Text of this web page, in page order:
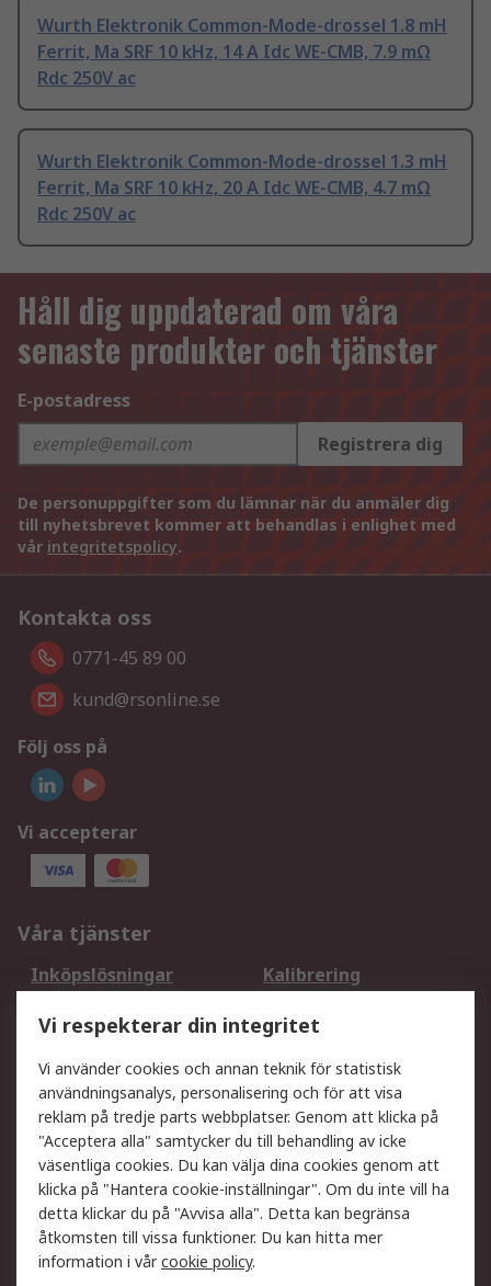
Wurth Elektronik Common-Mode-drossel 1.8 mH
Ferrit, Ma SRF 10 kHz, 14 A Idc WE-CMB, 7.9 mΩ
Rdc 250V ac
Wurth Elektronik Common-Mode-drossel 1.3 mH
Ferrit, Ma SRF 10 kHz, 20 A Idc WE-CMB, 4.7 mΩ
Rdc 250V ac
Håll dig uppdaterad om våra
senaste produkter och tjänster
E-postadress
Registrera dig
De personuppgifter som du lämnar när du anmäler dig
till nyhetsbrevet kommer att behandlas i enlighet med
vår integritetspolicy.
Kontakta oss
0771-45 89 00
kund@rsonline.se
Följ oss på
Vi accepterar
Våra tjänster
Inköpslösningar
Kalibrering
DesignSpark
Teknisk Support
Ditt lokala säljteam
Exportlösningar
Support
Få hjälp
Retur av varor
Leverans
Spåra din order
Begär en fakturakopi
Fördelar med RS-konto
Betalningsalternativ
Vi respekterar din integritet
Vi använder cookies och annan teknik för statistisk
användningsanalys, personalisering och för att visa
reklam på tredje parts webbplatser. Genom att klicka på
"Acceptera alla" samtycker du till behandling av icke
väsentliga cookies. Du kan välja dina cookies genom att
klicka på "Hantera cookie-inställningar". Om du inte vill ha
detta klickar du på "Avvisa alla". Detta kan begränsa
åtkomsten till vissa funktioner. Du kan hitta mer
information i vårcookie policy.